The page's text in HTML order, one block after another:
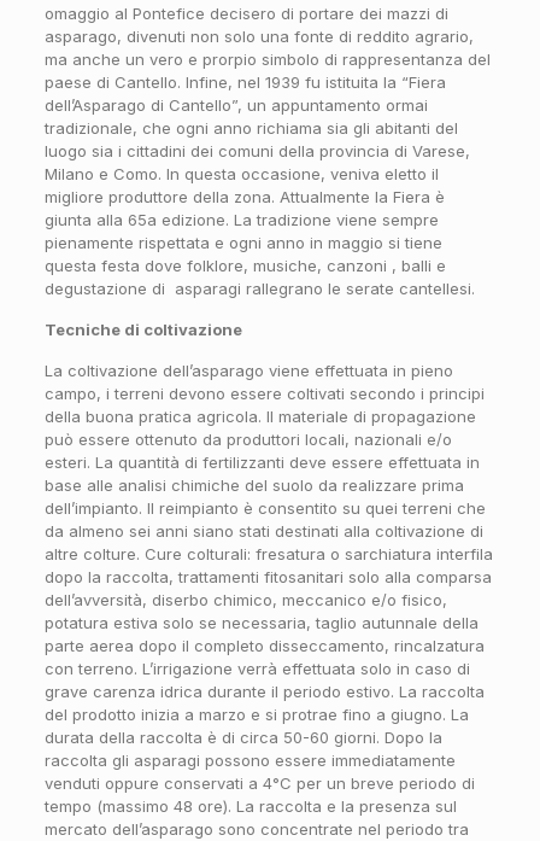
omaggio al Pontefice decisero di portare dei mazzi di
asparago, divenuti non solo una fonte di reddito agrario,
ma anche un vero e prorpio simbolo di rappresentanza del
paese di Cantello. Infine, nel 1939 fu istituita la “Fiera
dell’Asparago di Cantello”, un appuntamento ormai
tradizionale, che ogni anno richiama sia gli abitanti del
luogo sia i cittadini dei comuni della provincia di Varese,
Milano e Como. In questa occasione, veniva eletto il
migliore produttore della zona. Attualmente la Fiera è
giunta alla 65a edizione. La tradizione viene sempre
pienamente rispettata e ogni anno in maggio si tiene
questa festa dove folklore, musiche, canzoni , balli e
degustazione di asparagi rallegrano le serate cantellesi.
Tecniche di coltivazione
La coltivazione dell’asparago viene effettuata in pieno
campo, i terreni devono essere coltivati secondo i principi
della buona pratica agricola. Il materiale di propagazione
può essere ottenuto da produttori locali, nazionali e/o
esteri. La quantità di fertilizzanti deve essere effettuata in
base alle analisi chimiche del suolo da realizzare prima
dell’impianto. Il reimpianto è consentito su quei terreni che
da almeno sei anni siano stati destinati alla coltivazione di
altre colture. Cure colturali: fresatura o sarchiatura interfila
dopo la raccolta, trattamenti fitosanitari solo alla comparsa
dell’avversità, diserbo chimico, meccanico e/o fisico,
potatura estiva solo se necessaria, taglio autunnale della
parte aerea dopo il completo disseccamento, rincalzatura
con terreno. L’irrigazione verrà effettuata solo in caso di
grave carenza idrica durante il periodo estivo. La raccolta
del prodotto inizia a marzo e si protrae fino a giugno. La
durata della raccolta è di circa 50-60 giorni. Dopo la
raccolta gli asparagi possono essere immediatamente
venduti oppure conservati a 4°C per un breve periodo di
tempo (massimo 48 ore). La raccolta e la presenza sul
mercato dell’asparago sono concentrate nel periodo tra